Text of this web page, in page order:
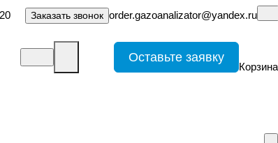
Заказать звонок order.gazoanalizator@yandex.ru
Оставьте заявку
Корзина